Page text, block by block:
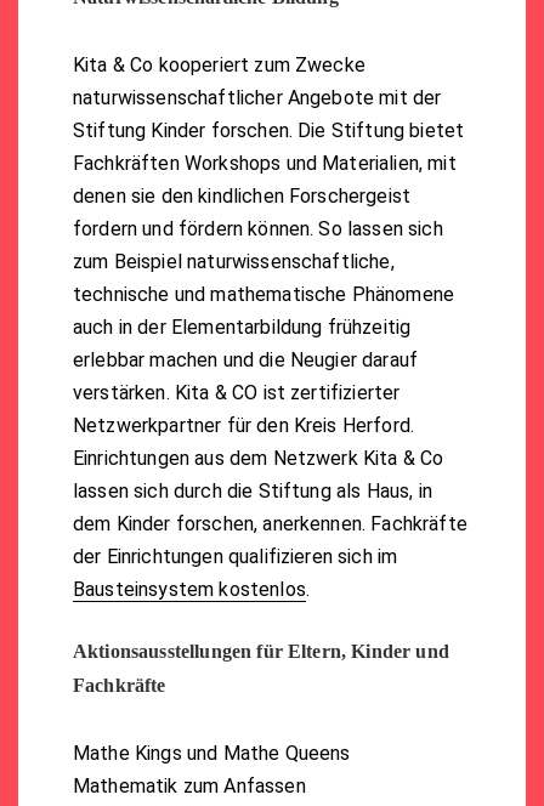
Kita & Co kooperiert zum Zwecke
naturwissenschaftlicher Angebote mit der
Stiftung Kinder forschen. Die Stiftung bietet
Fachkräften Workshops und Materialien, mit
denen sie den kindlichen Forschergeist
fordern und fördern können. So lassen sich
zum Beispiel naturwissenschaftliche,
technische und mathematische Phänomene
auch in der Elementarbildung frühzeitig
erlebbar machen und die Neugier darauf
verstärken. Kita & CO ist zertifizierter
Netzwerkpartner für den Kreis Herford.
Einrichtungen aus dem Netzwerk Kita & Co
lassen sich durch die Stiftung als Haus, in
dem Kinder forschen, anerkennen. Fachkräfte
der Einrichtungen qualifizieren sich im
Bausteinsystem kostenlos.
Aktionsausstellungen für Eltern, Kinder und
Fachkräfte
Mathe Kings und Mathe Queens
Mathematik zum Anfassen